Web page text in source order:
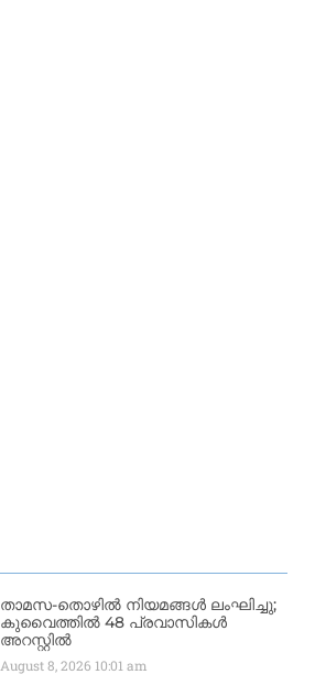
താമസ-തൊഴിൽ നിയമങ്ങൾ ലംഘിച്ചു;
കുവൈത്തിൽ 48 പ്രവാസികൾ
അറസ്റ്റിൽ
August 8, 2026 10:01 am